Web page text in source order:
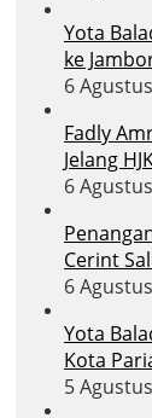
Yota
ke
6
Fadly
Jelang
6
Cerint
6
Yota
Kota
5